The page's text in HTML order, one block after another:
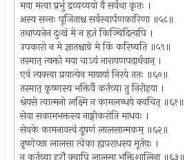
मया मत्वा प्रभुं द्रव्यव्ययो वै सर्वथा कृतः ।
अस्य सन्तः पूजिताश्च सर्वस्वार्पणकारिणा ॥५८॥
तथाप्यनेन दुःखं मे न हृतं किञ्चिदित्यपि ।
उपकारो न मे ज्ञातश्चाग्रे मे किं करिष्यति ॥५९॥
तस्मात् त्यक्तो मया चाऽयं नारायणपदार्थवान् ।
एवं त्यक्त्वा प्रयात्येव मायायां निरये ततः ॥६०॥
तस्मात् कृष्णस्य भक्तिर्वै कर्तव्या तु निरीहया ।
श्रेयसे त्वात्मनो लक्ष्मि न कामलब्धये क्वचित् ॥६१॥
सेवा सकामभक्तस्य नाङ्गीकरोति माधवः ।
सेवके कामनावत्त्वं दूषणं लालसात्मकम् ॥६२॥
तृष्णेच्छा लालसा त्वेका ह्यपराधस्य मूर्तयः ।